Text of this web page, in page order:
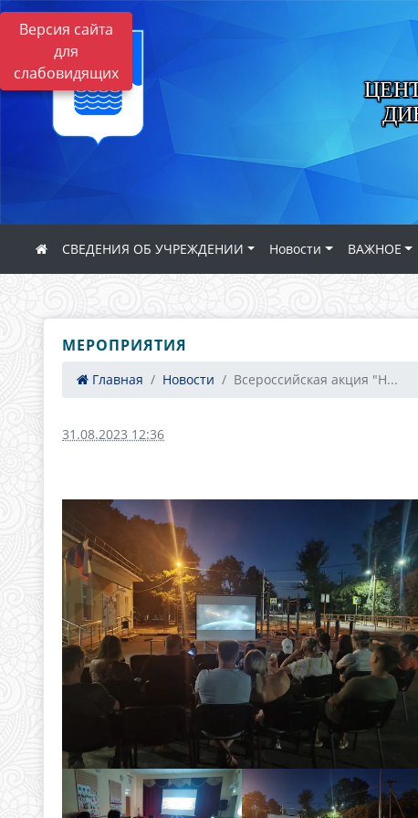
Версия сайта
для
слабовидящих
СВЕДЕНИЯ ОБ УЧРЕЖДЕНИИ Новости ВАЖНОЕ
МЕРОПРИЯТИЯ
Главная Новости Всероссийская акция "Н...
31.08.2023 12:36